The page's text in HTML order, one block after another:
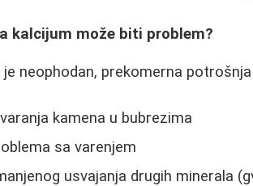
kalcijum može biti problem?
je neophodan, prekomerna
kamena u bubrezima
sa varenjem
usvajanja drugih minerala